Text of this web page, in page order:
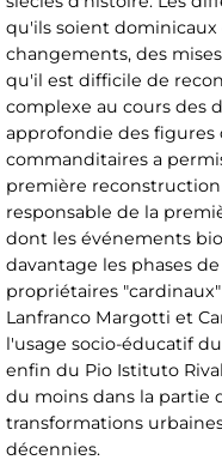
qu'ils soient
changements, des
qu'il est difficile de
complexe au cours des
approfondie des
commanditaires a
première
responsable de la
dont les événements
davantage les phases
propriétaires
Lanfranco Margotti et
l'usage socio-éducatif
enfin du Pio Istituto
du moins dans la partie
transformations
décennies.